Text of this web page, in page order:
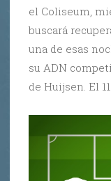
el Coliseum,
buscará
una de esas
su ADN
de Huijsen. El 11: